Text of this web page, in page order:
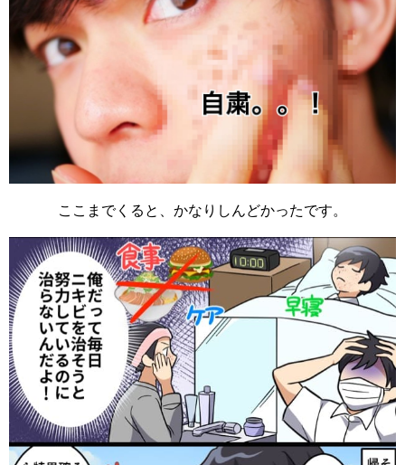
ここまでくると、かなりしんどかったです。